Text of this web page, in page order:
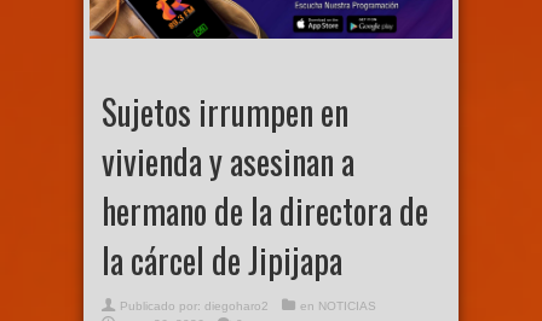
Sujetos irrumpen en
vivienda y asesinan a
hermano de la directora de
la cárcel de Jipijapa
Publicado por: diegoharo2 en NOTICIAS